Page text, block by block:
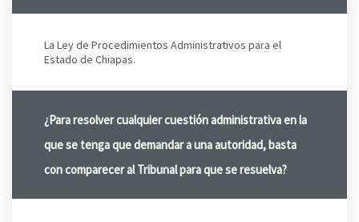
La Ley de Procedimientos Administrativos para el
Estado de Chiapas.
¿Para resolver cualquier cuestión administrativa en la
que se tenga que demandar a una autoridad, basta
con comparecer al Tribunal para que se resuelva?